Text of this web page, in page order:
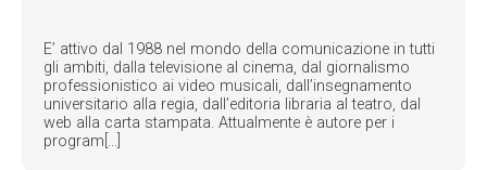
E’ attivo dal 1988 nel mondo della comunicazione in tutti
gli ambiti, dalla televisione al cinema, dal giornalismo
professionistico ai video musicali, dall’insegnamento
universitario alla regia, dall’editoria libraria al teatro, dal
web alla carta stampata. Attualmente è autore per i
program[...]